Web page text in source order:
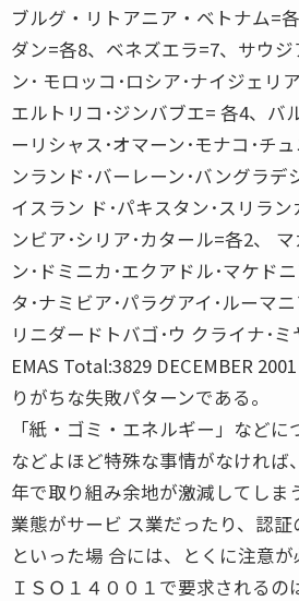
ブルグ・リトアニア・ベトナム=
ダン=各8、ベネズエラ=7、サウ
ン･ モロッコ･ロシア･ナイジェリ
エルトリコ･ジンバブエ= 各4、バ
ーリシャス･オマーン･モナコ･チ
ンランド･バーレーン･バングラデ
イスラン ド･パキスタン･スリラ
ンビア･シリア･カタール=各2、
ン･ドミニカ･エクアドル･マケド
タ･ナミビア･パラグアイ･ルーマ
リニダードトバゴ･ウ クライナ･
EMAS Total:3829 DECEMBER
りがちな失敗パターンである。
「紙・ゴミ・エネルギー」など
などよほど特殊な事情がなければ
年で取り組み余地が激減してしま
業態がサービ ス業だったり、認
といった場 合には、とくに注意が
ＩＳＯ１４００１で要求されるの